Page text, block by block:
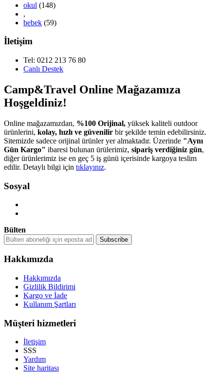
okul (148)
,
bebek (59)
İletişim
Tel: 0212 213 76 80
Canlı Destek
Camp&Travel Online Mağazamıza
Hoşgeldiniz!
Online mağazamızdan, %100 Orijinal, yüksek kaliteli outdoor
ürünlerini, kolay, hızlı ve güvenilir bir şekilde temin edebilirsiniz.
Sitemizde sadece orijinal ürünler yer almaktadır. Üzerinde "Aynı
Gün Kargo" ibaresi bulunan ürülerimiz, sipariş verdiğiniz gün,
diğer ürünlerimiz ise en geç 5 iş günü içerisinde kargoya teslim
edilir. Detaylı bilgi için tıklayınız.
Sosyal
Bülten
Hakkımızda
Hakkımızda
Gizlilik Bildirimi
Kargo ve İade
Kullanım Şartları
Müşteri hizmetleri
İletişim
SSS
Yardım
Site haritası